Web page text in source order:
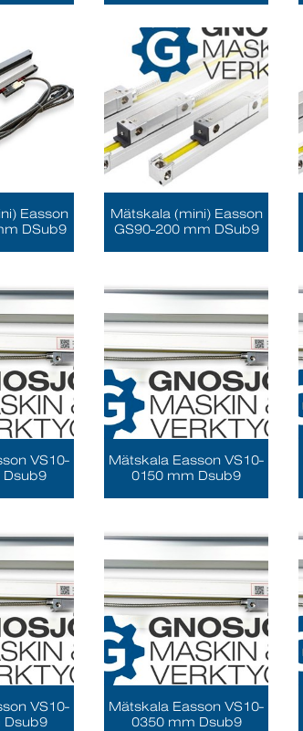
Easson
DSub9
Mätskala (mini) Easson
GS90-200 mm DSub9
VS10-
Dsub9
Mätskala Easson VS10-
0150 mm Dsub9
VS10-
Dsub9
Mätskala Easson VS10-
0350 mm Dsub9